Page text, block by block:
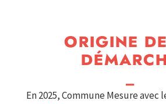
ORIGINE
En 2025, Commune Mesure avec